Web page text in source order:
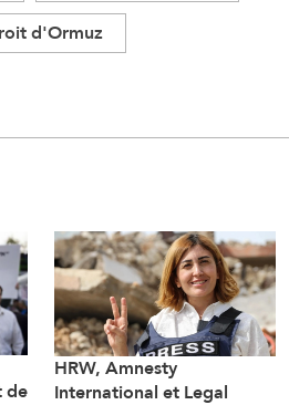
d'Ormuz
de
HRW, Amnesty
International et Legal